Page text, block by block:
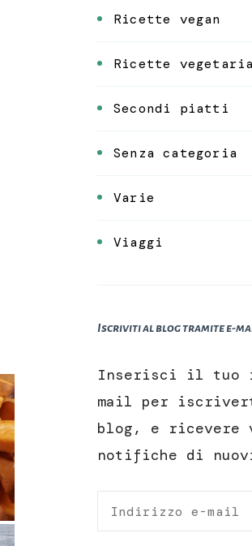
Ricette vegan
Ricette
Secondi piatti
Senza categoria
Varie
Viaggi
Iscriviti al blog tramite e-
Inserisci il tuo
mail per
blog, e ricevere
notifiche di
Indirizzo